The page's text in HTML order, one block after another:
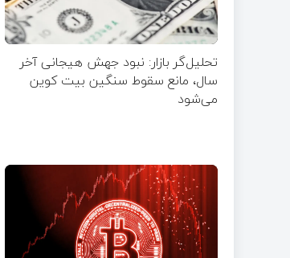
تحلیل‌گر بازار: نبود جهش هیجانی آخر
سال، مانع سقوط سنگین بیت کوین
می‌شود